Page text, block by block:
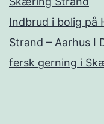
Indbrud i bolig på
Strand – Aarhus I
fersk gerning i